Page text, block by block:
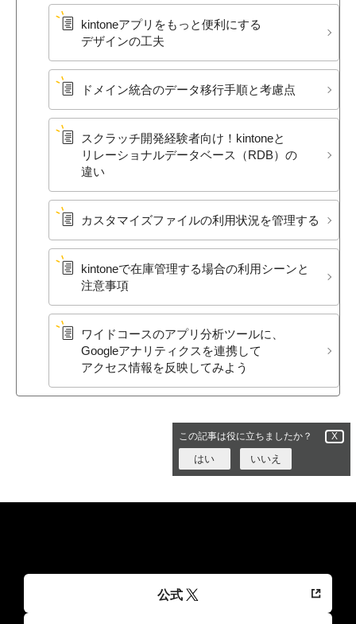
kintoneアプリを​もっと​便利に​する​
デザインの​工夫
ドメイン統合の​データ移行手順と​考慮点
スクラッチ開発経験者向け！​kintoneと​
リレーショナルデータベース​（RDB）の​
違い
カスタマイズファイルの​利用状況を​管理する
kintoneで​在庫管理する​場合の​利用シーンと​
注意事項
ワイドコースの​アプリ分析ツールに、​
Googleアナリティクスを​連携して​
アクセス情報を​反映してみよう
この記事は役に立ちましたか？ X
はい いいえ
公式